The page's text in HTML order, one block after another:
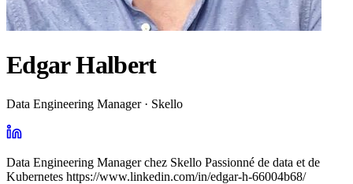
Edgar Halbert
Data Engineering Manager · Skello
Data Engineering Manager chez Skello Passionné de data et de
Kubernetes https://www.linkedin.com/in/edgar-h-66004b68/